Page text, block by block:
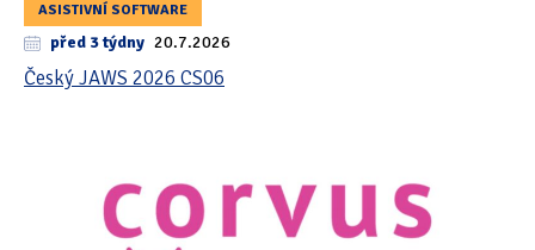
ASISTIVNÍ SOFTWARE
před 3 týdny 20.7.2026
Český JAWS 2026 CS06